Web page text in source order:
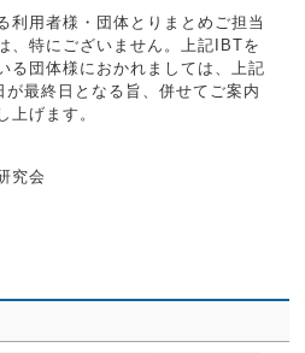
用者様・団体とりまとめご担当
、特にございません。上記IBTを
る団体様におかれましては、上記
が最終日となる旨、併せてご案内
上げます。
究会